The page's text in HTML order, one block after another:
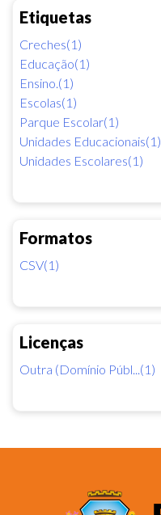
Etiquetas
Creches(1)
Educação(1)
Ensino.(1)
Escolas(1)
Parque Escolar(1)
Unidades Educacionais(1)
Unidades Escolares(1)
Formatos
CSV(1)
Licenças
Outra (Domínio Públ...(1)